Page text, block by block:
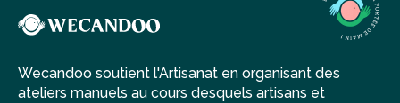
Wecandoo soutient l'Artisanat en organisant des
ateliers manuels au cours desquels artisans et